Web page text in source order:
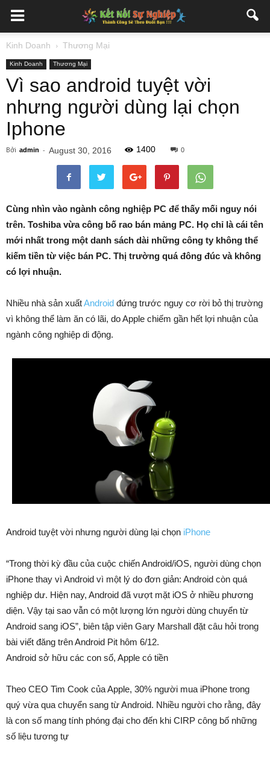
Kinh Doanh Thương Mại
Kinh Doanh Thương Mại
Vì sao android tuyệt vời
nhưng người dùng lại chọn
Iphone
Bởi admin - August 30, 2016 1400 0
Cùng nhìn vào ngành công nghiệp PC để thấy mối nguy nói
trên. Toshiba vừa công bố rao bán mảng PC. Họ chỉ là cái tên
mới nhất trong một danh sách dài những công ty không thể
kiếm tiền từ việc bán PC. Thị trường quá đông đúc và không
có lợi nhuận.
Nhiều nhà sản xuấtAndroid đứng trước nguy cơ rời bỏ thị trường
vì không thể làm ăn có lãi, do Apple chiếm gần hết lợi nhuận của
ngành công nghiệp di động.
Android tuyệt vời nhưng người dùng lại chọn iPhone
“Trong thời kỳ đầu của cuộc chiến Android/iOS, người dùng chọn
iPhone thay vì Android vì một lý do đơn giản: Android còn quá
nghiệp dư. Hiện nay, Android đã vượt mặt iOS ở nhiều phương
diện. Vậy tại sao vẫn có một lượng lớn người dùng chuyển từ
Android sang iOS”, biên tập viên Gary Marshall đặt câu hỏi trong
bài viết đăng trên Android Pit hôm 6/12.
Android sở hữu các con số, Apple có tiền
Theo CEO Tim Cook của Apple, 30% người mua iPhone trong
quý vừa qua chuyển sang từ Android. Nhiều người cho rằng, đây
là con số mang tính phóng đại cho đến khi CIRP công bố những
số liệu tương tự